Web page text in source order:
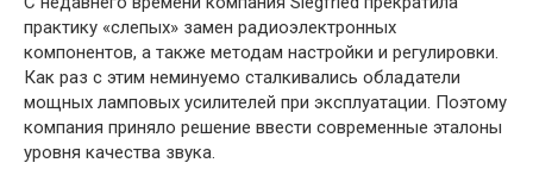
практику «слепых» замен радиоэлектронных
компонентов, а также методам настройки и регулировки.
Как раз с этим неминуемо сталкивались обладатели
мощных ламповых усилителей при эксплуатации. Поэтому
компания приняло решение ввести современные эталоны
уровня качества звука.